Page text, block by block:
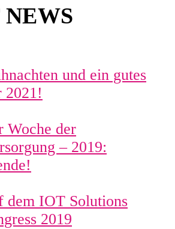
und ein gutes
2021!
Woche der
– 2019:
dem IOT Solutions
2019